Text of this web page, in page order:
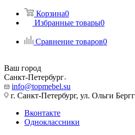
Корзина0
Избранные товары0
Сравнение товаров0
Ваш город
Санкт-Петербург
info@topmebel.su
г. Санкт-Петербург, ул. Ольги
Вконтакте
Одноклассники